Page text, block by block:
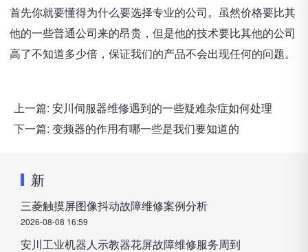
首先你就要懂得为什么要选择专业的公司。虽然价格要比其
他的一些普通公司来的昂贵，但是他的技术要比其他的公司
高了不知道多少倍，保证我们的产品不会出现任何的问题。
上一篇: 安川伺服器维修遇到的一些疑难杂症如何处理
下一篇: 变频器的作用有哪一些是我们要知道的
新
三菱触摸屏图像抖动故障维修案例分析
2026-08-08 16:59
安川工业机器人示教器花屏故障维修服务周到